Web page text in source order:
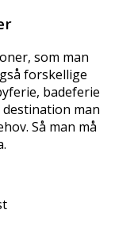
som man
forskellige
badeferie
man
Så man må